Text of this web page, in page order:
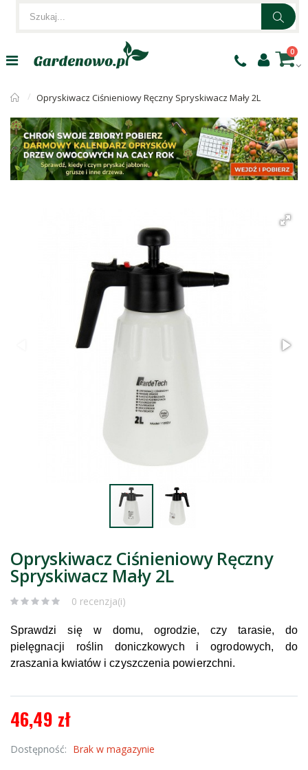
0
Opryskiwacz Ciśnieniowy Ręczny Spryskiwacz Mały 2L
Opryskiwacz Ciśnieniowy Ręczny
Spryskiwacz Mały 2L
0 recenzja(i)
Sprawdzi się w domu, ogrodzie, czy tarasie, do
pielęgnacji roślin doniczkowych i ogrodowych, do
zraszania kwiatów i czyszczenia powierzchni.
46,49 zł
Dostępność: Brak w magazynie